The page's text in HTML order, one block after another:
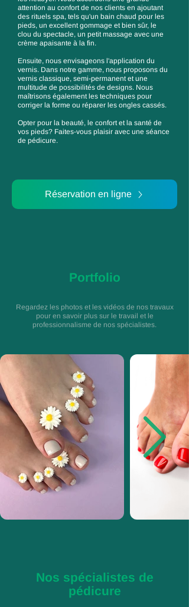
attention au confort de nos clients en ajoutant
des rituels spa, tels qu'un bain chaud pour les
pieds, un excellent gommage et bien sûr, le
clou du spectacle, un petit massage avec une
crème apaisante à la fin.
Ensuite, nous envisageons l'application du
vernis. Dans notre gamme, nous proposons du
vernis classique, semi-permanent et une
multitude de possibilités de designs. Nous
maîtrisons également les techniques pour
corriger la forme ou réparer les ongles cassés.
Opter pour la beauté, le confort et la santé de
vos pieds? Faites-vous plaisir avec une séance
de pédicure.
Réservation en ligne
Portfolio
Regardez les photos et les vidéos de nos travaux
pour en savoir plus sur le travail et le
professionnalisme de nos spécialistes.
Nos spécialistes de
pédicure